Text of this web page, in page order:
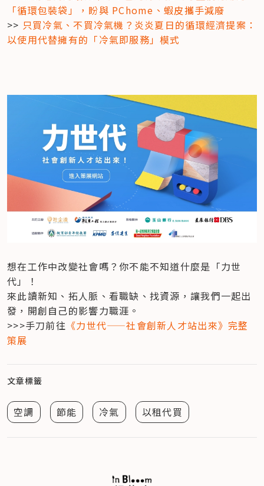
「循環包裝袋」，盼與 PChome、蝦皮攜手減廢
>> 只買冷氣、不買冷氣機？炎炎夏日的循環經濟提案：
以使用代替擁有的「冷氣即服務」模式
想在工作中改變社會嗎？你不能不知道什麼是「力世
代」！
來此讀新知、拓人脈、看職缺、找資源，讓我們一起出
發，開創自己的影響力職涯。
>>>手刀前往 《力世代——社會創新人才站出來》完整
策展
文章標籤
空調 節能 冷氣 以租代買